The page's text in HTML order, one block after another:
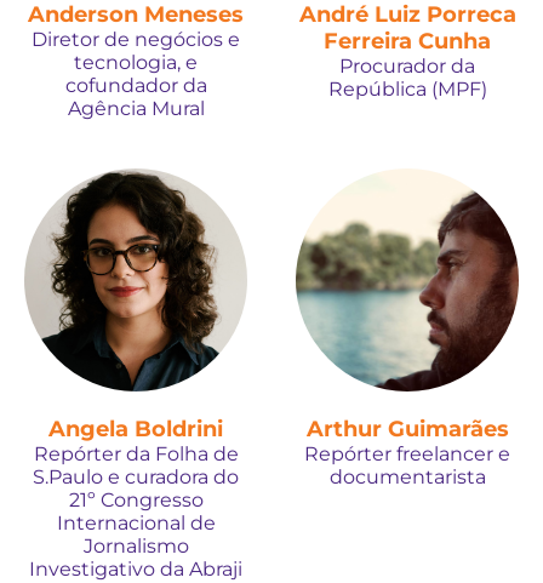
Anderson Meneses
Diretor de negócios e
tecnologia, e
cofundador da
Agência Mural
André Luiz Porreca
Ferreira Cunha
Procurador da
República (MPF)
Angela Boldrini
Repórter da Folha de
S.Paulo e curadora do
21º Congresso
Internacional de
Jornalismo
Investigativo da Abraji
Arthur Guimarães
Repórter freelancer e
documentarista